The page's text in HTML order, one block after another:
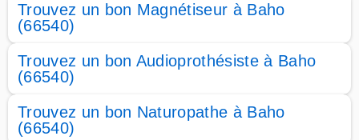
Trouvez un bon Magnétiseur à Baho
(66540)
Trouvez un bon Audioprothésiste à Baho
(66540)
Trouvez un bon Naturopathe à Baho
(66540)